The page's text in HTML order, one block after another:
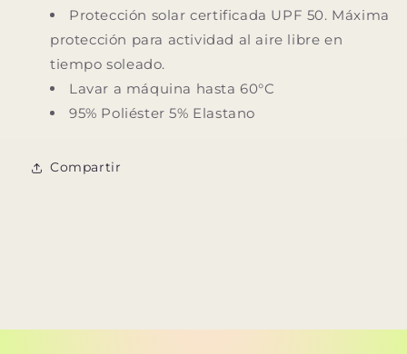
Protección solar certificada UPF 50. Máxima
protección para actividad al aire libre en
tiempo soleado.
Lavar a máquina hasta 60°C
95% Poliéster 5% Elastano
Compartir